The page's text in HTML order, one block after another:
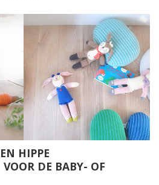
HIPPE
DE BABY- OF